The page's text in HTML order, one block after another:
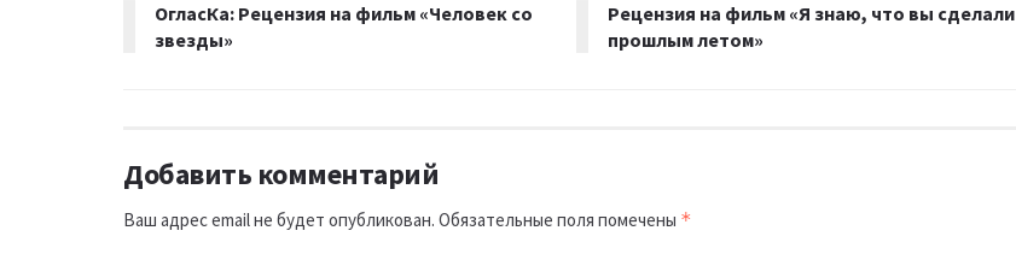
ОгласКа: Рецензия на фильм «Человек со
звезды»
Рецензия на фильм «Я знаю, что вы сделали
прошлым летом»
Добавить комментарий
Ваш адрес email не будет опубликован. Обязательные поля помечены *